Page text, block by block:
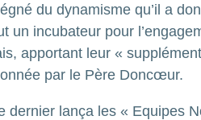
du dynamisme qu’il a
un incubateur pour
apportant leur «
par le Père Doncœur.
dernier lança les « Equipes